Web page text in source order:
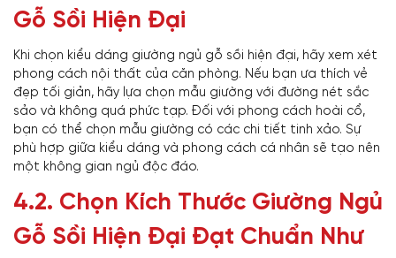
Gỗ Sồi Hiện Đại
Khi chọn kiểu dáng giường ngủ gỗ sồi hiện đại, hãy xem xét
phong cách nội thất của căn phòng. Nếu bạn ưa thích vẻ
đẹp tối giản, hãy lựa chọn mẫu giường với đường nét sắc
sảo và không quá phức tạp. Đối với phong cách hoài cổ,
bạn có thể chọn mẫu giường có các chi tiết tinh xảo. Sự
phù hợp giữa kiểu dáng và phong cách cá nhân sẽ tạo nên
một không gian ngủ độc đáo.
4.2. Chọn Kích Thước Giường Ngủ
Gỗ Sồi Hiện Đại Đạt Chuẩn Như